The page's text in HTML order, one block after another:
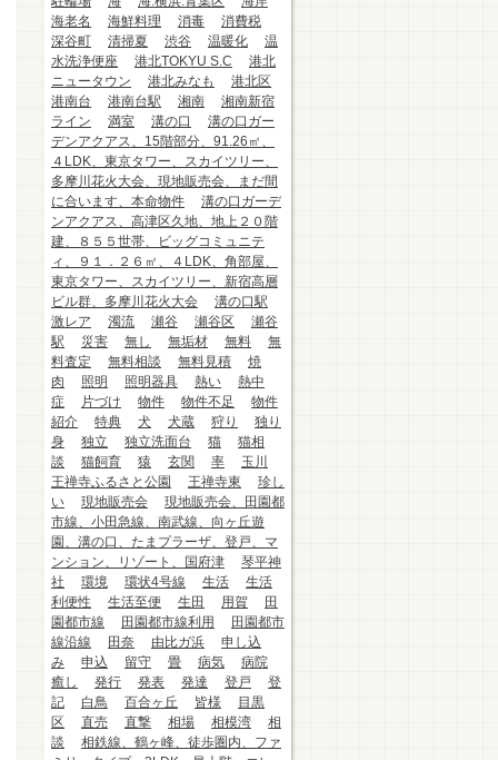
海老名
海鮮料理 消毒
消費税
深谷町
清掃夏 渋谷 温暖化
温
水洗浄便座
港北TOKYU S.C
港北
ニュータウン
港北みなも
港北区
港南台
港南台駅 湘南
湘南新宿
ライン
満室 溝の口
溝の口ガー
デンアクアス、15階部分、91.26㎡、
４LDK、東京タワー、スカイツリー、
多摩川花火大会、現地販売会、まだ間
に合います、本命物件
溝の口ガーデ
ンアクアス、高津区久地、地上２０階
建、８５５世帯、ビッグコミュニテ
ィ、９１．２６㎡、４LDK、角部屋、
東京タワー、スカイツリー、新宿高層
ビル群、多摩川花火大会
溝の口駅
激レア
濁流 瀬谷 瀬谷区
瀬谷
駅
災害 無し 無垢材 無料
無
料査定
無料相談 無料見積
焼
肉
照明 照明器具 熱い
熱中
症
片づけ 物件 物件不足
物件
紹介
特典 犬 犬蔵 狩り
独り
身
独立 独立洗面台 猫
猫相
談
猫飼育 猿 玄関 率
玉川
王禅寺ふるさと公園
王禅寺東
珍し
い
現地販売会
現地販売会、田園都
市線、小田急線、南武線、向ヶ丘遊
園、溝の口、たまプラーザ、登戸、マ
ンション、リゾート、国府津
琴平神
社
環境 環状4号線 生活
生活
利便性
生活至便 生田 用賀
田
園都市線
田園都市線利用
田園都市
線沿線
田奈 由比ガ浜
申し込
み
申込 留守 畳 病気
病院
癒し
発行 発表 発達 登戸
登
記
白鳥 百合ヶ丘 皆様
目黒
区
直売 直撃 相場 相模湾
相
談
相鉄線、鶴ヶ峰、徒歩圏内、ファ